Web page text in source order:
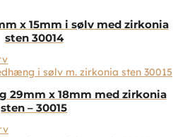
x 15mm i sølv med zirkonia
sten 30014
29mm x 18mm med zirkonia
sten – 30015